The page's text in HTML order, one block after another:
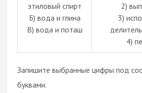
этиловый спирт
Б) вода и глина
В) вода и поташ
2)
3)
4)
Запишите выбранные цифры под
буквами.